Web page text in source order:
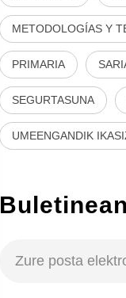
METODOLOGÍAS Y
PRIMARIA
SEGURTASUNA
UMEENGANDIK